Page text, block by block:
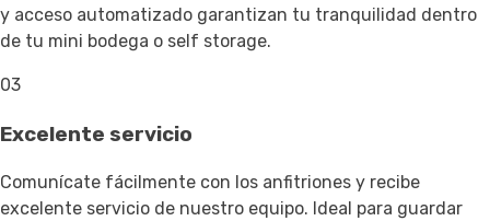
y acceso automatizado garantizan tu tranquilidad dentro
de tu mini bodega o self storage.
03
Excelente servicio
Comunícate fácilmente con los anfitriones y recibe
excelente servicio de nuestro equipo. Ideal para guardar